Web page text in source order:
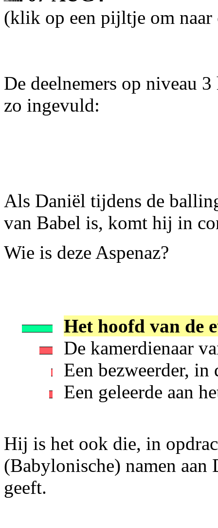
(klik op een pijltje om naar
De deelnemers op niveau
zo ingevuld:
Als Daniël tijdens de
van Babel is, komt hij in
Wie is deze Aspenaz?
Het hoofd van de
De kamerdienaar
Een bezweerder,
Een geleerde aan
Hij is het ook die, in
(Babylonische) namen
geeft.